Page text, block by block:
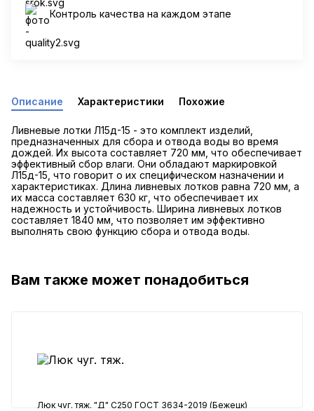
Контроль качества на каждом этапе
Описание Характеристики Похожие
Ливневые лотки Л15д-15 - это комплект изделий,
предназначенных для сбора и отвода воды во время
дождей. Их высота составляет 720 мм, что обеспечивает
эффективный сбор влаги. Они обладают маркировкой
Л15д-15, что говорит о их специфическом назначении и
характеристиках. Длина ливневых лотков равна 720 мм, а
их масса составляет 630 кг, что обеспечивает их
надежность и устойчивость. Ширина ливневых лотков
составляет 1840 мм, что позволяет им эффективно
выполнять свою функцию сбора и отвода воды.
Вам также может понадобиться
Люк чуг. тяж. "Д" С250 ГОСТ 3634-2019 (Бежецк)